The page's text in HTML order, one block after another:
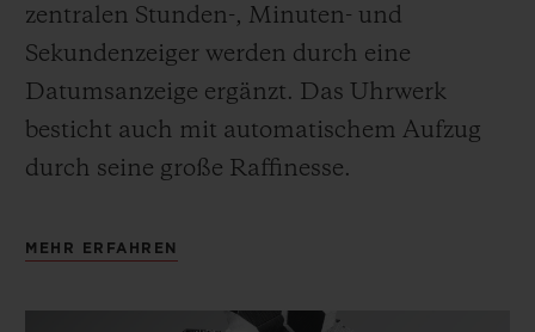
zentralen Stunden-, Minuten- und
Sekundenzeiger werden durch eine
Datumsanzeige ergänzt. Das Uhrwerk
besticht auch mit automatischem Aufzug
durch seine große Raffinesse.
MEHR ERFAHREN